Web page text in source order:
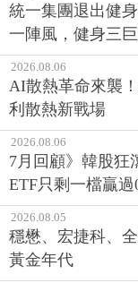
統一集團退出健
一陣風，健身三
2026.08.06
AI散熱革命來襲
利散熱新戰場
2026.08.06
7月回顧》韓股狂
ETF只剩一檔贏過
2026.08.05
穩懋、宏捷科、
黃金年代